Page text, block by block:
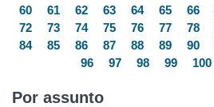
60
61 62 63 64 65 66
72
73 74 75 76 77 78
84
85 86 87 88 89 90
96
97 98 99 100
Por assunto